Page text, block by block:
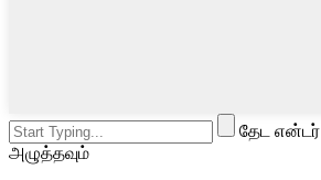
தேட என்டர்
அழுத்தவும்